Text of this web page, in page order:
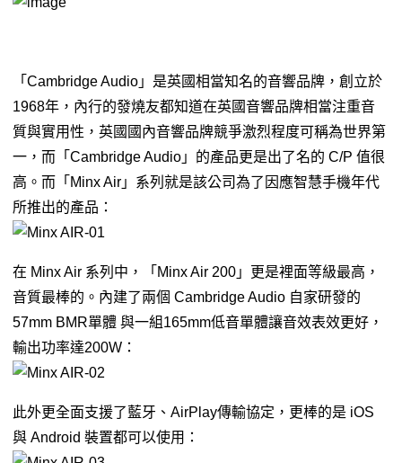
「Cambridge Audio」是英國相當知名的音響品牌，創立於
1968年，內行的發燒友都知道在英國音響品牌相當注重音
質與實用性，英國國內音響品牌競爭激烈程度可稱為世界第
一，而「Cambridge Audio」的產品更是出了名的 C/P 值很
高。而「Minx Air」系列就是該公司為了因應智慧手機年代
所推出的產品：
在 Minx Air 系列中，「Minx Air 200」更是裡面等級最高，
音質最棒的。內建了兩個 Cambridge Audio 自家研發的
57mm BMR單體 與一組165mm低音單體讓音效表效更好，
輸出功率達200W：
此外更全面支援了藍牙、AirPlay傳輸協定，更棒的是 iOS
與 Android 裝置都可以使用：